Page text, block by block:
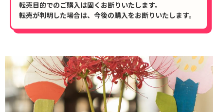
転売目的でのご購入は固くお断りいたします。
転売が判明した場合は、今後の購入をお断りいたします。